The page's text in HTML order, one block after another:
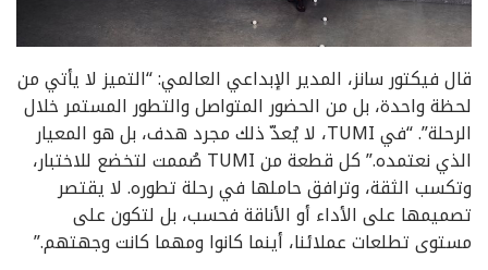
قال فيكتور سانز، المدير الإبداعي العالمي: “التميز لا يأتي من
لحظة واحدة، بل من الحضور المتواصل والتطور المستمر خلال
الرحلة”. “في TUMI، لا يُعدّ ذلك مجرد هدف، بل هو المعيار
الذي نعتمده.” كل قطعة من TUMI صُممت لتخضع للاختبار،
وتكسب الثقة، وترافق حاملها في رحلة تطوره. لا يقتصر
تصميمها على الأداء أو الأناقة فحسب، بل لتكون على
مستوى تطلعات عملائنا، أينما كانوا ومهما كانت وجهتهم.”